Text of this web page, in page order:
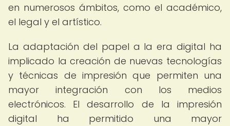
en numerosos ámbitos, como el académico,
el legal y el artístico.
La adaptación del papel a la era digital ha
implicado la creación de nuevas tecnologías
y técnicas de impresión que permiten una
mayor integración con los medios
electrónicos. El desarrollo de la impresión
digital ha permitido una mayor